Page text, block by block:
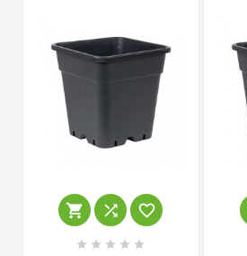
  
    